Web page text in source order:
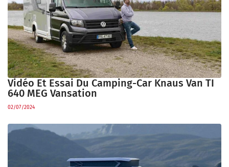
Vidéo Et Essai Du Camping-Car Knaus Van TI
640 MEG Vansation
02/07/2024